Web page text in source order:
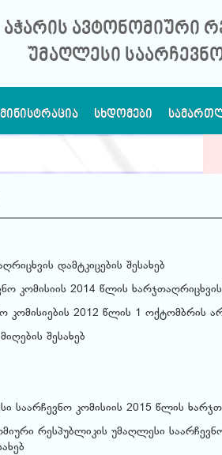
აჭარის ავტონომიური
უმაღლესი
ᲡᲮᲓᲝᲛᲔᲑᲘ
დამტკიცების შესახებ
კომისიის 2014 წლის ხარჯთაღრიცხვის
კომისიების 2012 წლის 1 ოქტომბრის
შესახებ
საარჩევნო კომისიის 2015 წლის
რესპუბლიკის უმაღლესი